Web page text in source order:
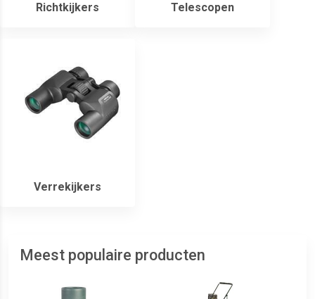
Richtkijkers Telescopen
Verrekijkers
Meest populaire producten